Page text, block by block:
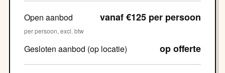
Open aanbod vanaf €125 per persoon
per persoon, excl. btw
Gesloten aanbod (op locatie) op offerte